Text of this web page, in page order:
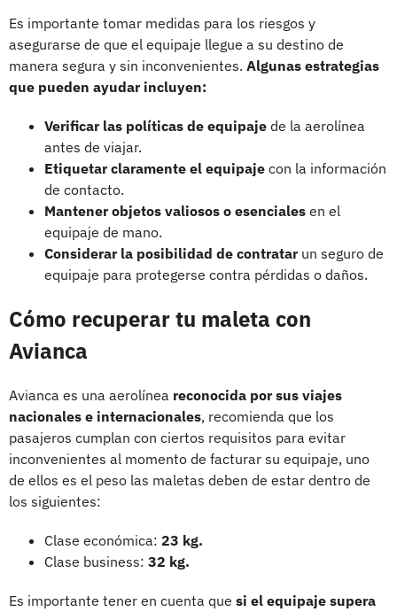
Es importante tomar medidas para los riesgos y
asegurarse de que el equipaje llegue a su destino de
manera segura y sin inconvenientes. Algunas estrategias
que pueden ayudar incluyen:
Verificar las políticas de equipaje de la aerolínea
antes de viajar.
Etiquetar claramente el equipaje con la información
de contacto.
Mantener objetos valiosos o esenciales en el
equipaje de mano.
Considerar la posibilidad de contratarun seguro de
equipaje para protegerse contra pérdidas o daños.
Cómo recuperar tu maleta con
Avianca
Avianca es una aerolínea reconocida por sus viajes
nacionales e internacionales, recomienda que los
pasajeros cumplan con ciertos requisitos para evitar
inconvenientes al momento de facturar su equipaje, uno
de ellos es el peso las maletas deben de estar dentro de
los siguientes:
Clase económica: 23 kg.
Clase business: 32 kg.
Es importante tener en cuenta que si el equipaje supera